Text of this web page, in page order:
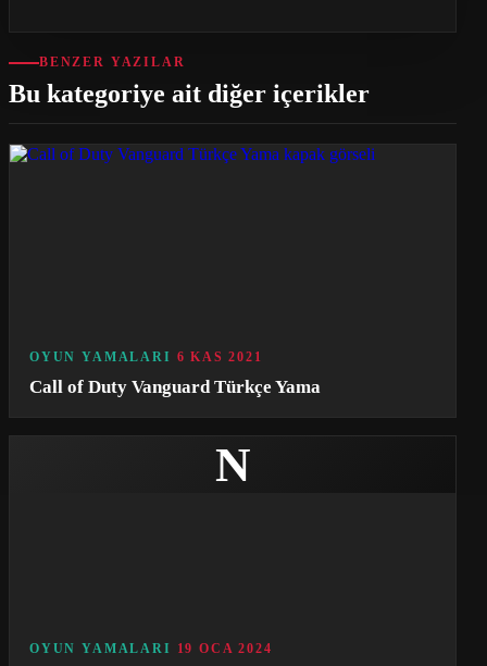
BENZER YAZILAR
Bu kategoriye ait diğer içerikler
OYUN YAMALARI 6 KAS 2021
Call of Duty Vanguard Türkçe Yama
N
OYUN YAMALARI 19 OCA 2024